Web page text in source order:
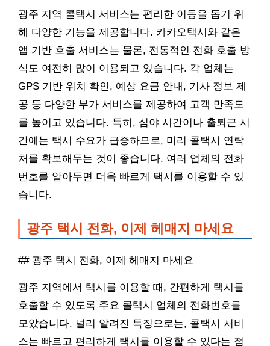
광주 지역 콜택시 서비스는 편리한 이동을 돕기 위
해 다양한 기능을 제공합니다. 카카오택시와 같은
앱 기반 호출 서비스는 물론, 전통적인 전화 호출 방
식도 여전히 많이 이용되고 있습니다. 각 업체는
GPS 기반 위치 확인, 예상 요금 안내, 기사 정보 제
공 등 다양한 부가 서비스를 제공하여 고객 만족도
를 높이고 있습니다. 특히, 심야 시간이나 출퇴근 시
간에는 택시 수요가 급증하므로, 미리 콜택시 연락
처를 확보해두는 것이 좋습니다. 여러 업체의 전화
번호를 알아두면 더욱 빠르게 택시를 이용할 수 있
습니다.
광주 택시 전화, 이제 헤매지 마세요
## 광주 택시 전화, 이제 헤매지 마세요
광주 지역에서 택시를 이용할 때, 간편하게 택시를
호출할 수 있도록 주요 콜택시 업체의 전화번호를
모았습니다. 널리 알려진 특징으로는, 콜택시 서비
스는 빠르고 편리하게 택시를 이용할 수 있다는 점